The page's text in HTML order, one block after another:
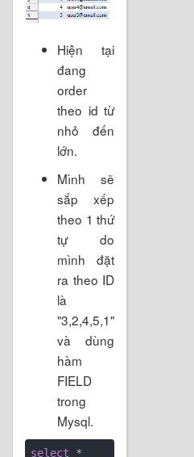
Hiện tại
đang
order
theo id từ
nhỏ đến
lớn.
Mình sẽ
sắp xếp
theo 1 thứ
tự do
mình đặt
ra theo ID
là
"3,2,4,5,1"
và dùng
hàm
FIELD
trong
Mysql.
select